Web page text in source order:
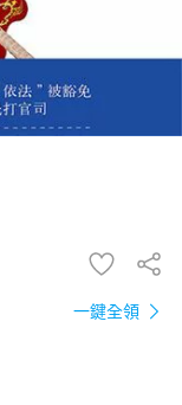
一鍵全領